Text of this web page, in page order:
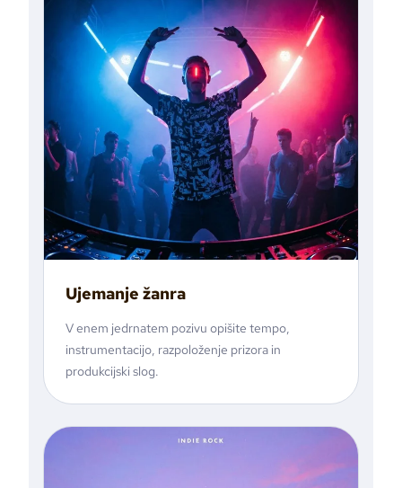
Ujemanje žanra
V enem jedrnatem pozivu opišite tempo,
instrumentacijo, razpoloženje prizora in
produkcijski slog.